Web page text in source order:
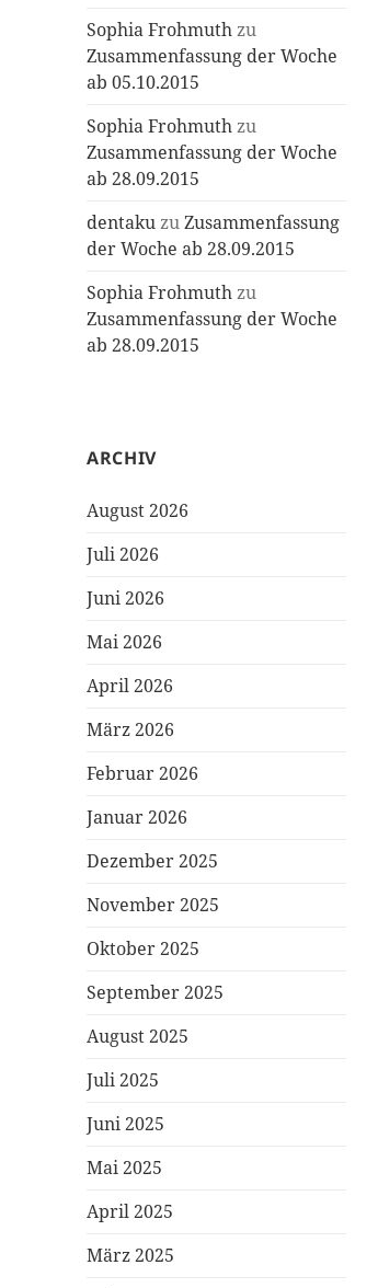
Sophia Frohmuthzu
Zusammenfassung der Woche
ab 05.10.2015
Sophia Frohmuthzu
Zusammenfassung der Woche
ab 28.09.2015
dentakuzuZusammenfassung
der Woche ab 28.09.2015
Sophia Frohmuthzu
Zusammenfassung der Woche
ab 28.09.2015
ARCHIV
August 2026
Juli 2026
Juni 2026
Mai 2026
April 2026
März 2026
Februar 2026
Januar 2026
Dezember 2025
November 2025
Oktober 2025
September 2025
August 2025
Juli 2025
Juni 2025
Mai 2025
April 2025
März 2025